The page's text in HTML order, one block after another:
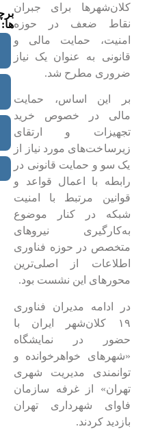
کلان‌شهرها برای جبران
نقاط ضعف در حوزه
امنیت، حمایت مالی و
قانونی به عنوان یک نیاز
ضروری مطرح شد.
بر این اساس، حمایت
مالی در خصوص خرید
تجهیزات و ارتقای
زیرساخت‌های مورد نیاز از
یک سو و حمایت قانونی در
رابطه با اعمال قواعد و
قوانین مرتبط با امنیت
شبکه در کنار موضوع
به‌کارگیری نیروهای
متخصص در حوزه فناوری
اطلاعات از اصلی‌ترین
محورهای این نشست بود.
در ادامه مدیران فناوری
۱۹ کلان‌شهر ایران با
حضور در نمایشگاه
«شهرهای خواهرخوانده و
توانمندی مدیریت شهری
تهران» از غرفه سازمان
فاوای شهرداری تهران
بازدید کردند.
ها: